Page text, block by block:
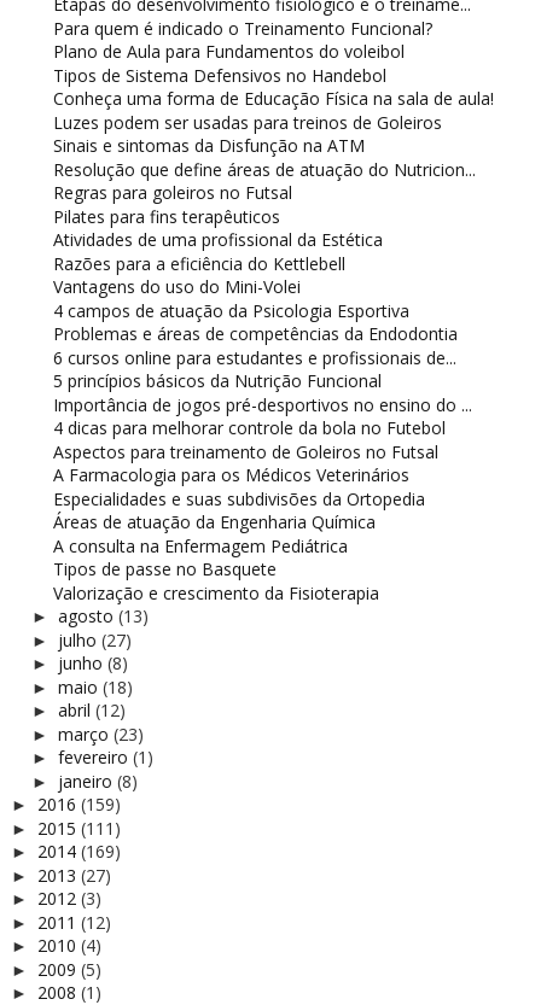
Para quem é indicado o Treinamento Funcional?
Plano de Aula para Fundamentos do voleibol
Tipos de Sistema Defensivos no Handebol
Conheça uma forma de Educação Física na sala de aula!
Luzes podem ser usadas para treinos de Goleiros
Sinais e sintomas da Disfunção na ATM
Resolução que define áreas de atuação do Nutricion...
Regras para goleiros no Futsal
Pilates para fins terapêuticos
Atividades de uma profissional da Estética
Razões para a eficiência do Kettlebell
Vantagens do uso do Mini-Volei
4 campos de atuação da Psicologia Esportiva
Problemas e áreas de competências da Endodontia
6 cursos online para estudantes e profissionais de...
5 princípios básicos da Nutrição Funcional
Importância de jogos pré-desportivos no ensino do ...
4 dicas para melhorar controle da bola no Futebol
Aspectos para treinamento de Goleiros no Futsal
A Farmacologia para os Médicos Veterinários
Especialidades e suas subdivisões da Ortopedia
Áreas de atuação da Engenharia Química
A consulta na Enfermagem Pediátrica
Tipos de passe no Basquete
Valorização e crescimento da Fisioterapia
► agosto (13)
► julho (27)
► junho (8)
► maio (18)
► abril (12)
► março (23)
► fevereiro (1)
► janeiro (8)
► 2016 (159)
► 2015 (111)
► 2014 (169)
► 2013 (27)
► 2012 (3)
► 2011 (12)
► 2010 (4)
► 2009 (5)
► 2008 (1)